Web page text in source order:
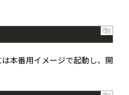
本番用イメージで起動し、開